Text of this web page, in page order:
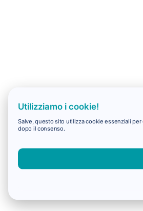
Utilizziamo i cookie!
Salve, questo sito utilizza cookie essenziali
dopo il consenso.